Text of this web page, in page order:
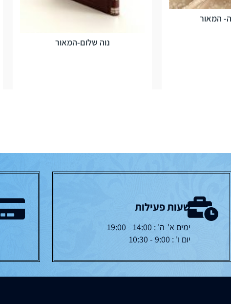
המאור
נוה שלום-המאור
שעות פעילות
ימים א'-ה' : 14:00 - 19:00
יום ו' : 9:00 - 10:30